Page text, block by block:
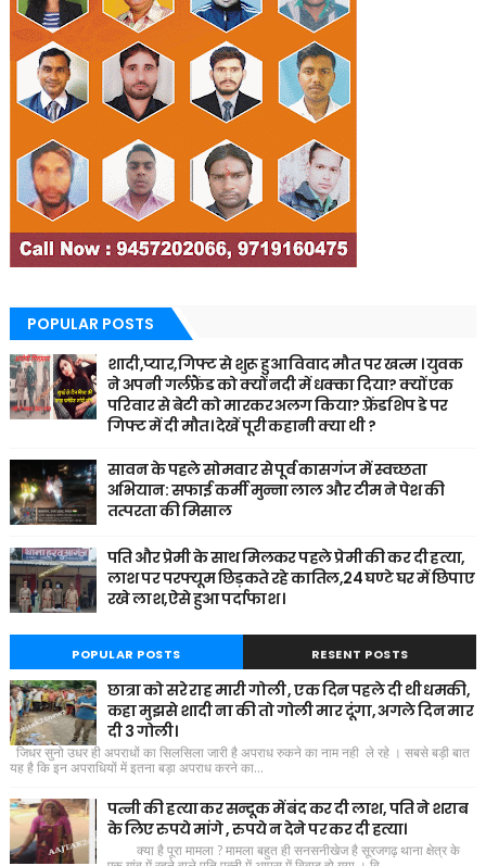
POPULAR POSTS
शादी,प्यार,गिफ्ट से शुरू हुआ विवाद मौत पर खत्म । युवक
ने अपनी गर्लफ्रैंड को क्यों नदी में धक्का दिया? क्यों एक
परिवार से बेटी को मारकर अलग किया? फ़्रेंडशिप डे पर
गिफ्ट में दी मौत। देखें पूरी कहानी क्या थी ?
सावन के पहले सोमवार से पूर्व कासगंज में स्वच्छता
अभियान: सफाई कर्मी मुन्ना लाल और टीम ने पेश की
तत्परता की मिसाल
पति और प्रेमी के साथ मिलकर पहले प्रेमी की कर दी हत्या,
लाश पर परफ्यूम छिड़कते रहे कातिल,24 घण्टे घर में छिपाए
रखे लाश,ऐसे हुआ पर्दाफाश ।
POPULAR POSTS RESENT POSTS
छात्रा को सरे राह मारी गोली , एक दिन पहले दी थी धमकी,
कहा मुझसे शादी ना की तो गोली मार दूंगा, अगले दिन मार
दी 3 गोली।
जिधर सुनो उधर ही अपराधों का सिलसिला जारी है अपराध रुकने का नाम नही ले रहे । सबसे बड़ी बात
यह है कि इन अपराधियों में इतना बड़ा अपराध करने का...
पत्नी की हत्या कर सन्दूक में बंद कर दी लाश, पति ने शराब
के लिए रुपये मांगे , रुपये न देने पर कर दी हत्या।
क्या है पूरा मामला ? मामला बहुत ही सनसनीखेज है सूरजगढ़ थाना क्षेत्र के